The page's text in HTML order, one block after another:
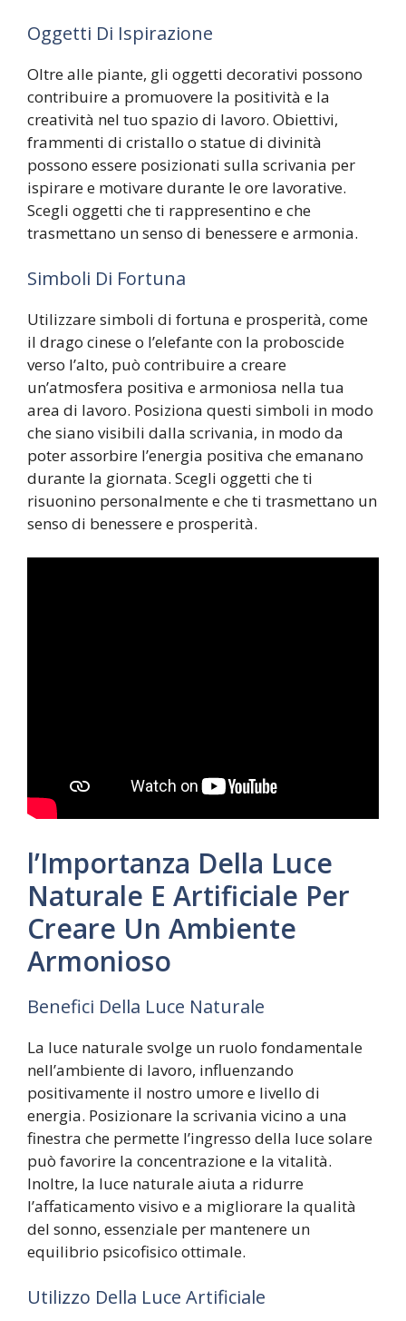
Oggetti Di Ispirazione
Oltre alle piante, gli oggetti decorativi possono
contribuire a promuovere la positività e la
creatività nel tuo spazio di lavoro. Obiettivi,
frammenti di cristallo o statue di divinità
possono essere posizionati sulla scrivania per
ispirare e motivare durante le ore lavorative.
Scegli oggetti che ti rappresentino e che
trasmettano un senso di benessere e armonia.
Simboli Di Fortuna
Utilizzare simboli di fortuna e prosperità, come
il drago cinese o l’elefante con la proboscide
verso l’alto, può contribuire a creare
un’atmosfera positiva e armoniosa nella tua
area di lavoro. Posiziona questi simboli in modo
che siano visibili dalla scrivania, in modo da
poter assorbire l’energia positiva che emanano
durante la giornata. Scegli oggetti che ti
risuonino personalmente e che ti trasmettano un
senso di benessere e prosperità.
l’Importanza Della Luce
Naturale E Artificiale Per
Creare Un Ambiente
Armonioso
Benefici Della Luce Naturale
La luce naturale svolge un ruolo fondamentale
nell’ambiente di lavoro, influenzando
positivamente il nostro umore e livello di
energia. Posizionare la scrivania vicino a una
finestra che permette l’ingresso della luce solare
può favorire la concentrazione e la vitalità.
Inoltre, la luce naturale aiuta a ridurre
l’affaticamento visivo e a migliorare la qualità
del sonno, essenziale per mantenere un
equilibrio psicofisico ottimale.
Utilizzo Della Luce Artificiale